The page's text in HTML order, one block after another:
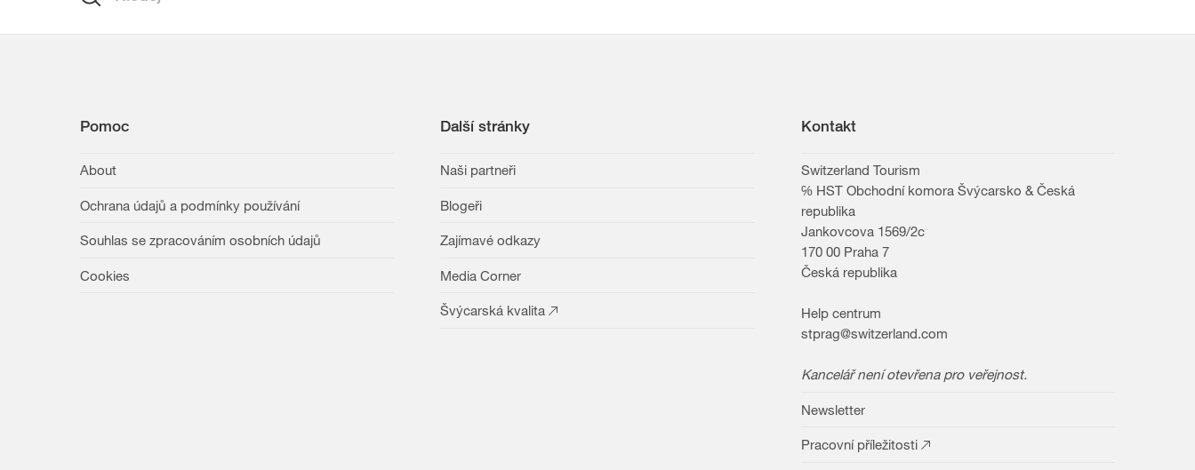
Pomoc
About
Ochrana údajů a podmínky používání
Souhlas se zpracováním osobních údajů
Cookies
Další stránky
Naši partneři
Blogeři
Zajímavé odkazy
Media Corner
Švýcarská kvalita
Kontakt
Switzerland Tourism
℅ HST Obchodní komora Švýcarsko & Česká
republika
Jankovcova 1569/2c
170 00 Praha 7
Česká republika
Help centrum
stprag@switzerland.com
Kancelář není otevřena pro veřejnost.
Newsletter
Pracovní příležitosti